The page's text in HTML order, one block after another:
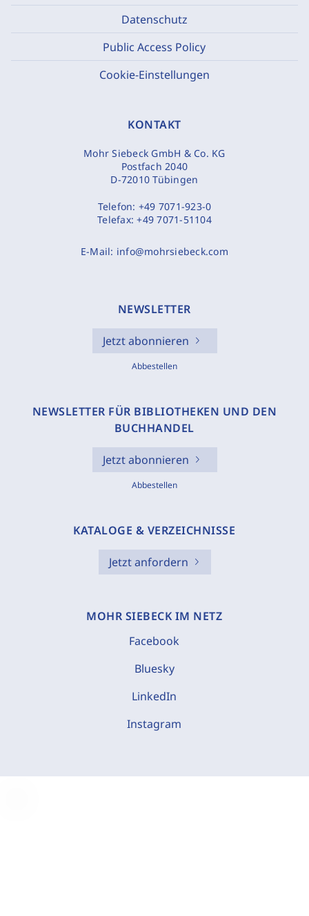
Datenschutz
Public Access Policy
Cookie-Einstellungen
KONTAKT
Mohr Siebeck GmbH & Co. KG
Postfach 2040
D-72010 Tübingen
Telefon: +49 7071-923-0
Telefax:+49 7071-51104
E-Mail: info@mohrsiebeck.com
NEWSLETTER
Jetzt abonnieren
Abbestellen
NEWSLETTER FÜR BIBLIOTHEKEN UND DEN
BUCHHANDEL
Jetzt abonnieren
Abbestellen
KATALOGE & VERZEICHNISSE
Jetzt anfordern
MOHR SIEBECK IM NETZ
Facebook
Bluesky
LinkedIn
Instagram